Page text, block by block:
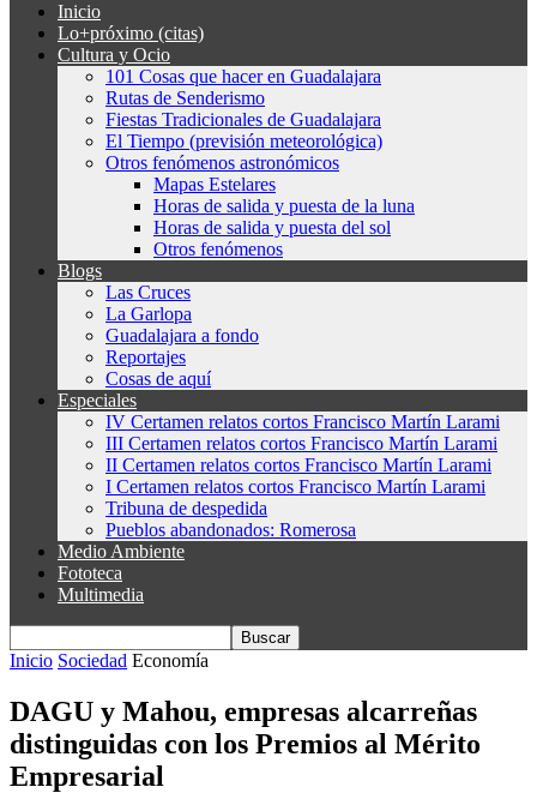
Inicio
Lo+próximo (citas)
Cultura y Ocio
101 Cosas que hacer en Guadalajara
Rutas de Senderismo
Fiestas Tradicionales de Guadalajara
El Tiempo (previsión meteorológica)
Otros fenómenos astronómicos
Mapas Estelares
Horas de salida y puesta de la luna
Horas de salida y puesta del sol
Otros fenómenos
Blogs
Las Cruces
La Garlopa
Guadalajara a fondo
Reportajes
Cosas de aquí
Especiales
IV Certamen relatos cortos Francisco Martín Larami
III Certamen relatos cortos Francisco Martín Larami
II Certamen relatos cortos Francisco Martín Larami
I Certamen relatos cortos Francisco Martín Larami
Tribuna de despedida
Pueblos abandonados: Romerosa
Medio Ambiente
Fototeca
Multimedia
Inicio Sociedad Economía
DAGU y Mahou, empresas alcarreñas
distinguidas con los Premios al Mérito
Empresarial